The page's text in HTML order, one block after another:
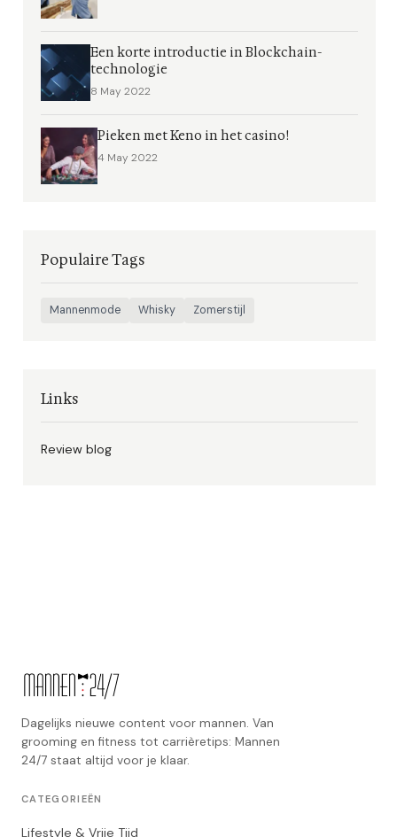
Een korte introductie in Blockchain-
technologie
8 May 2022
Pieken met Keno in het casino!
4 May 2022
Populaire Tags
Mannenmode Whisky Zomerstijl
Links
Review blog
Dagelijks nieuwe content voor mannen. Van
grooming en fitness tot carrièretips: Mannen
24/7 staat altijd voor je klaar.
CATEGORIEËN
Lifestyle & Vrije Tijd